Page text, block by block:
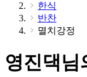
한식
반찬
멸치강정
영진댁님